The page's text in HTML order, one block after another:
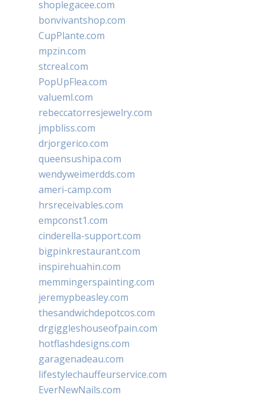
shoplegacee.com
bonvivantshop.com
CupPlante.com
mpzin.com
stcreal.com
PopUpFlea.com
valueml.com
rebeccatorresjewelry.com
jmpbliss.com
drjorgerico.com
queensushipa.com
wendyweimerdds.com
ameri-camp.com
hrsreceivables.com
empconst1.com
cinderella-support.com
bigpinkrestaurant.com
inspirehuahin.com
memmingerspainting.com
jeremypbeasley.com
thesandwichdepotcos.com
drgiggleshouseofpain.com
hotflashdesigns.com
garagenadeau.com
lifestylechauffeurservice.com
EverNewNails.com